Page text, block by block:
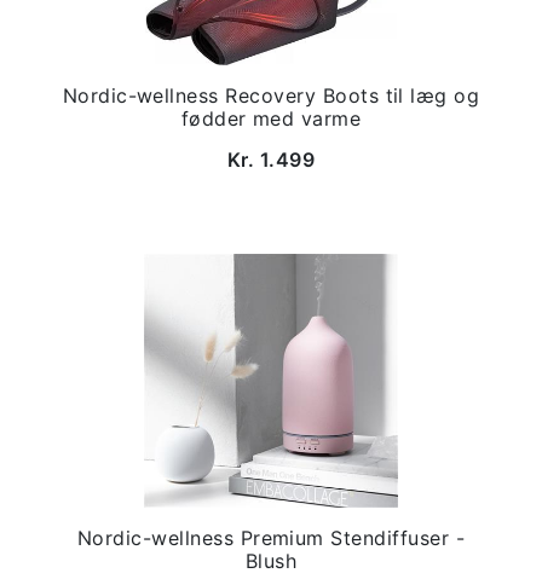
Nordic-wellness Recovery Boots til læg og
fødder med varme
Kr. 1.499
Nordic-wellness Premium Stendiffuser -
Blush